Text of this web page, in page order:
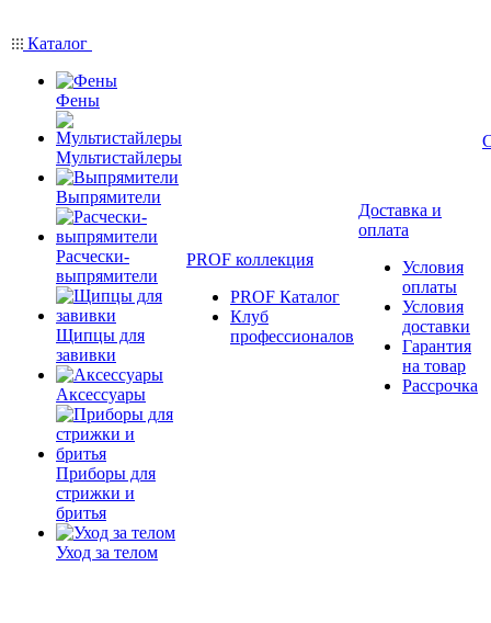
Каталог
Фены
Мультистайлеры
Выпрямители
Расчески-
выпрямители
Щипцы для
завивки
Аксессуары
Приборы для
стрижки и
бритья
Уход за телом
PROF коллекция
PROF Каталог
Клуб
профессионалов
Доставка и
оплата
Условия
оплаты
Условия
доставки
Гарантия
на товар
Рассрочка